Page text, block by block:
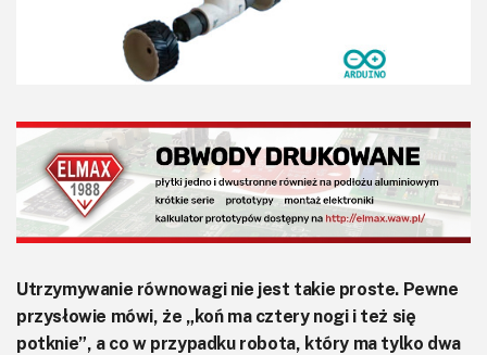
Archiwum
Do pobrania
Utrzymywanie równowagi nie jest takie proste. Pewne
przysłowie mówi, że „koń ma cztery nogi i też się
potknie”, a co w przypadku robota, który ma tylko dwa